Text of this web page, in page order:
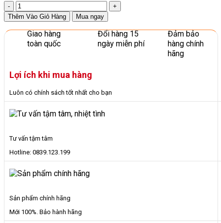
Nhà
Chòi
Cầu
Trượt
Nhà
Sân
Chơi
Trẻ
Em
Mầm
Non
lượng
Thêm Vào Giỏ Hàng Mua ngay
Giao hàng
toàn quốc
Đổi hàng 15
ngày miễn phí
Đảm bảo
hàng chính
hãng
Lợi ích khi mua hàng
Luôn có chính sách tốt nhất cho bạn
Tư vấn tậm tâm
Hotline: 0839.123.199
Sản phẩm chính hãng
Mới 100%. Bảo hành hãng